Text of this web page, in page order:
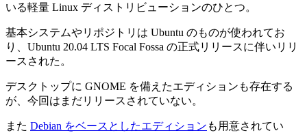
いる軽量 Linux ディストリビューションのひとつ。
基本システムやリポジトリは Ubuntu のものが使われてお
り、Ubuntu 20.04 LTS Focal Fossa の正式リリースに伴いリリ
ースされた。
デスクトップに GNOME を備えたエディションも存在する
が、今回はまだリリースされていない。
また Debian をベースとしたエディション も用意されてい